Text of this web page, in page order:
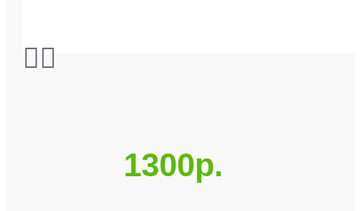
1300р.